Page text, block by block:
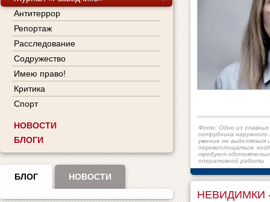
Антитеррор
Репортаж
Расследование
Содружество
Имею право!
Критика
Спорт
НОВОСТИ
БЛОГИ
БЛОГ НОВОСТИ
Фото: Одно из главных
сотрудника
умение не выделяться
перевоплощаться,
требуют
оперативной работы
НЕВИДИМКИ